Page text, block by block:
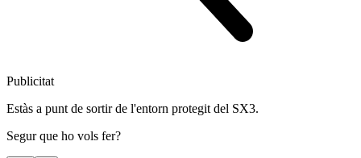
Publicitat
Estàs a punt de sortir de l'entorn protegit del SX3.
Segur que ho vols fer?